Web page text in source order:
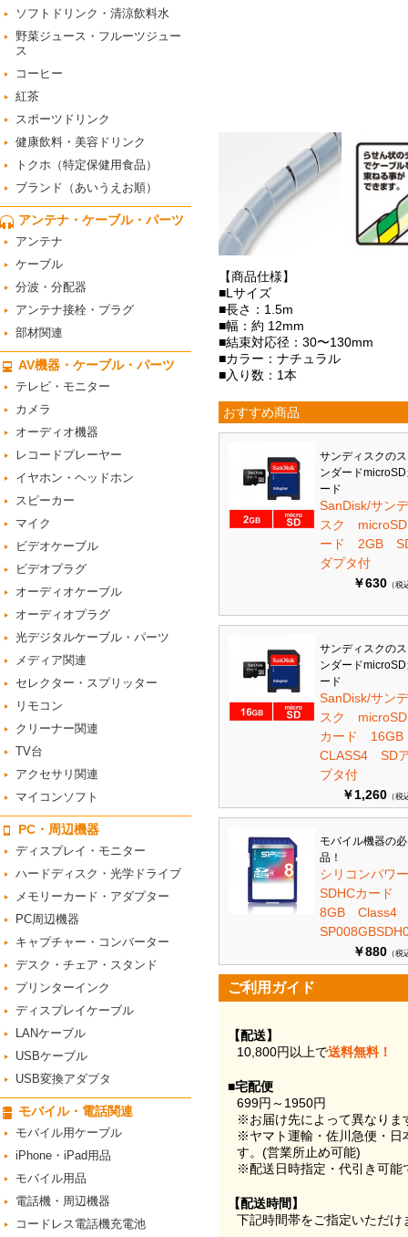
ソフトドリンク・清涼飲料水
野菜ジュース・フルーツジュー
ス
コーヒー
紅茶
スポーツドリンク
健康飲料・美容ドリンク
トクホ（特定保健用食品）
ブランド（あいうえお順）
アンテナ・ケーブル・パーツ
アンテナ
ケーブル
分波・分配器
アンテナ接栓・プラグ
部材関連
AV機器・ケーブル・パーツ
テレビ・モニター
カメラ
オーディオ機器
レコードプレーヤー
イヤホン・ヘッドホン
スピーカー
マイク
ビデオケーブル
ビデオプラグ
オーディオケーブル
オーディオプラグ
光デジタルケーブル・パーツ
メディア関連
セレクター・スプリッター
リモコン
クリーナー関連
TV台
アクセサリ関連
マイコンソフト
PC・周辺機器
ディスプレイ・モニター
ハードディスク・光学ドライブ
メモリーカード・アダプター
PC周辺機器
キャプチャー・コンバーター
デスク・チェア・スタンド
プリンターインク
ディスプレイケーブル
LANケーブル
USBケーブル
USB変換アダプタ
モバイル・電話関連
モバイル用ケーブル
iPhone・iPad用品
モバイル用品
電話機・周辺機器
コードレス電話機充電池
【商品仕様】
■Lサイズ
■長さ：1.5m
■幅：約 12mm
■結束対応径：30〜130mm
■カラー：ナチュラル
■入り数：1本
おすすめ商品
サンディスクの
ンダード
ード
SanDisk/サン
スク
ード 2GB
ダプタ付
￥630 （税
サンディスクの
ンダード
ード
SanDisk/サン
スク
カード
CLASS4 SD
プタ付
￥1,260 （税
モバイル機器の
品！
シリコンパ
SDHCカード
8GB
￥880 （税
ご利用ガイド
【配送】
10,800円以上で送料無料！
■宅配便
699円～1950円
※お届け先によって異なりま
※ヤマト運輸・佐川急便・日
す。(営業所止め可能)
※配送日時指定・代引き可能
【配送時間】
下記時間帯をご指定いただけ